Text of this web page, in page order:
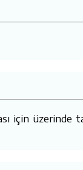
için üzerinde